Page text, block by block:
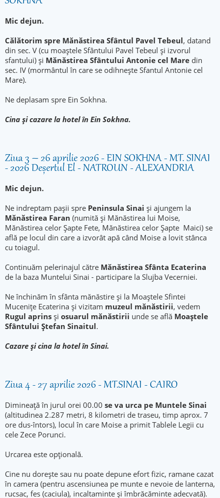
Mic dejun.
Călătorim spre Mănăstirea Sfântul Pavel Tebeul, datand
din sec. V (cu moaștele Sfântului Pavel Tebeul și izvorul
sfantului) și Mănăstirea Sfântului Antonie cel Mare din
sec. IV (mormântul în care se odihnește Sfantul Antonie cel
Mare).
Ne deplasam spre Ein Sokhna.
Cina și cazare la hotel în Ein Sokhna.
Ziua 3 – 26 aprilie 2026 - EIN SOKHNA - MT. SINAI
- 2026 Deșertul El - NATROUN - ALEXANDRIA
Mic dejun.
Ne indreptam pașii spre Peninsula Sinai și ajungem la
Mănăstirea Faran (numită și Mănăstirea lui Moise,
Mănăstirea celor Șapte Fete, Mănăstirea celor Șapte Maici) se
află pe locul din care a izvorât apă când Moise a lovit stânca
cu toiagul.
Continuăm pelerinajul către Mănăstirea Sfânta Ecaterina
de la baza Muntelui Sinai - participare la Slujba Vecerniei.
Ne închinăm în sfânta mănăstire și la Moaștele Sfintei
Mucenițe Ecaterina și vizitam muzeul mănăstirii, vedem
Rugul aprins și osuarul mănăstirii unde se află Moaștele
Sfântului Ștefan Sinaitul.
Cazare și cina la hotel în Sinai.
Ziua 4 - 27 aprilie 2026 - MT.SINAI - CAIRO
Dimineață în jurul orei 00.00 se va urca pe Muntele Sinai
(altitudinea 2.287 metri, 8 kilometri de traseu, timp aprox. 7
ore dus-întors), locul în care Moise a primit Tablele Legii cu
cele Zece Porunci.
Urcarea este opțională.
Cine nu dorește sau nu poate depune efort fizic, ramane cazat
în camera (pentru ascensiunea pe munte e nevoie de lanterna,
rucsac, fes (caciula), incaltaminte și îmbrăcăminte adecvată).